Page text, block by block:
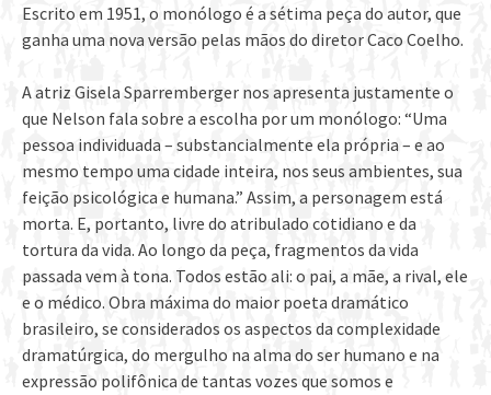
Escrito em 1951, o monólogo é a sétima peça do autor, que
ganha uma nova versão pelas mãos do diretor Caco Coelho.
A atriz Gisela Sparremberger nos apresenta justamente o
que Nelson fala sobre a escolha por um monólogo: “Uma
pessoa individuada – substancialmente ela própria – e ao
mesmo tempo uma cidade inteira, nos seus ambientes, sua
feição psicológica e humana.” Assim, a personagem está
morta. E, portanto, livre do atribulado cotidiano e da
tortura da vida. Ao longo da peça, fragmentos da vida
passada vem à tona. Todos estão ali: o pai, a mãe, a rival, ele
e o médico. Obra máxima do maior poeta dramático
brasileiro, se considerados os aspectos da complexidade
dramatúrgica, do mergulho na alma do ser humano e na
expressão polifônica de tantas vozes que somos e